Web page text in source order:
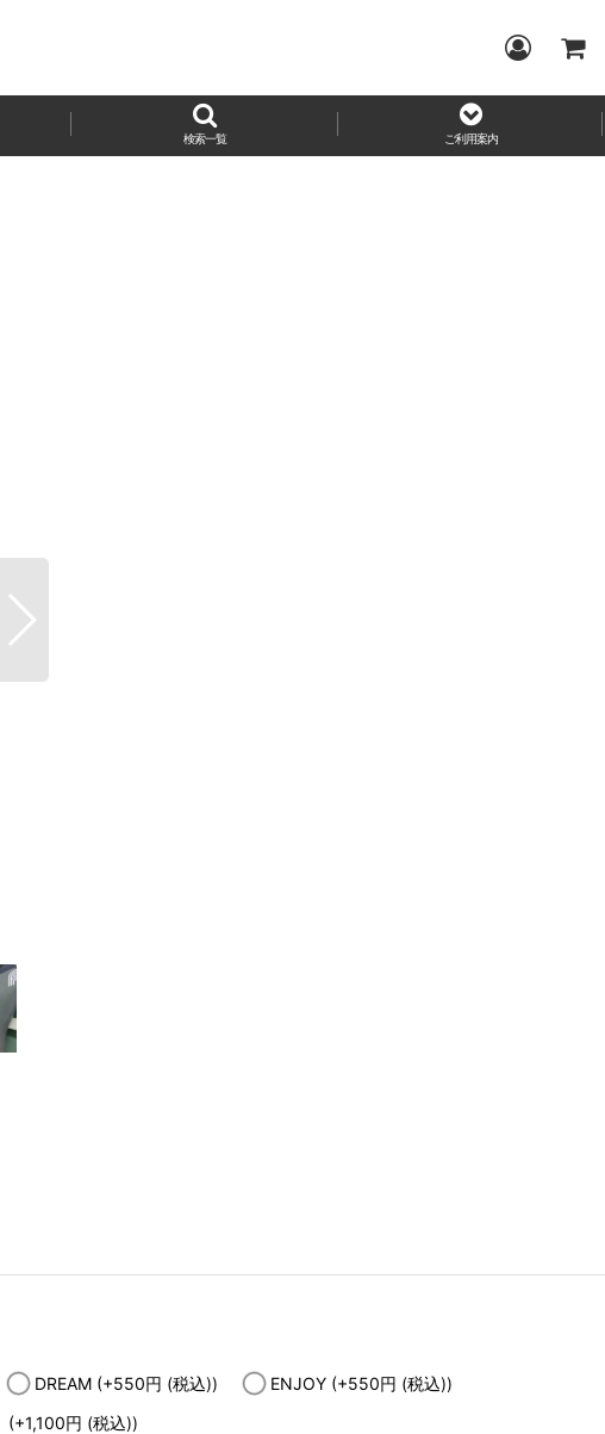
検索一覧 ご利用案内
DREAM (+550円 (税込)) ENJOY (+550円 (税込))
(+1,100円 (税込))